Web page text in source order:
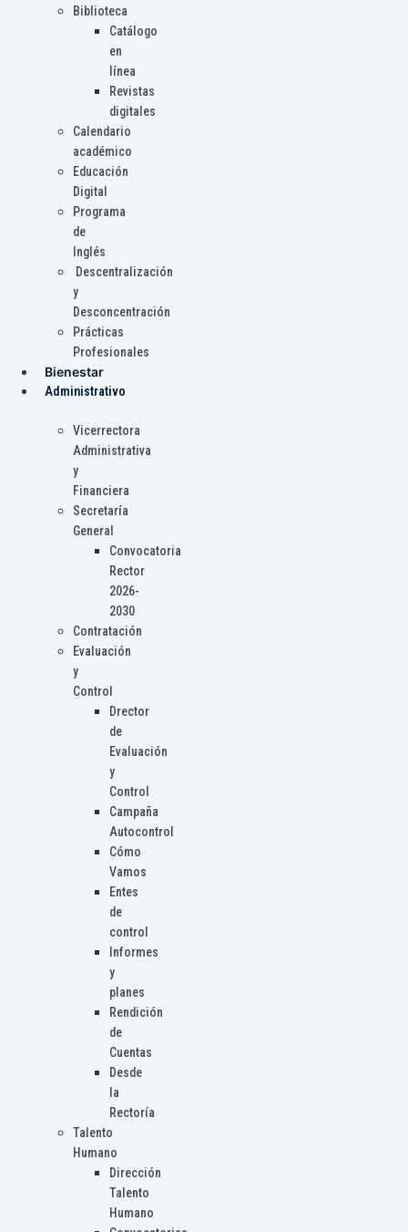
Biblioteca
Catálogo
en
línea
Revistas
digitales
Calendario
académico
Educación
Digital
Programa
de
Inglés
Descentralización
y
Desconcentración
Prácticas
Profesionales
Bienestar
Administrativo
Vicerrectora
Administrativa
y
Financiera
Secretaría
General
Convocatoria
Rector
2026-
2030
Contratación
Evaluación
y
Control
Drector
de
Evaluación
y
Control
Campaña
Autocontrol
Cómo
Vamos
Entes
de
control
Informes
y
planes
Rendición
de
Cuentas
Desde
la
Rectoría
Talento
Humano
Dirección
Talento
Humano